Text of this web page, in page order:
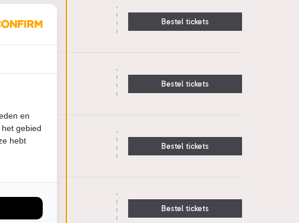
Bestel tickets
Bestel tickets
Bestel tickets
Bestel tickets
en
gebied
hebt